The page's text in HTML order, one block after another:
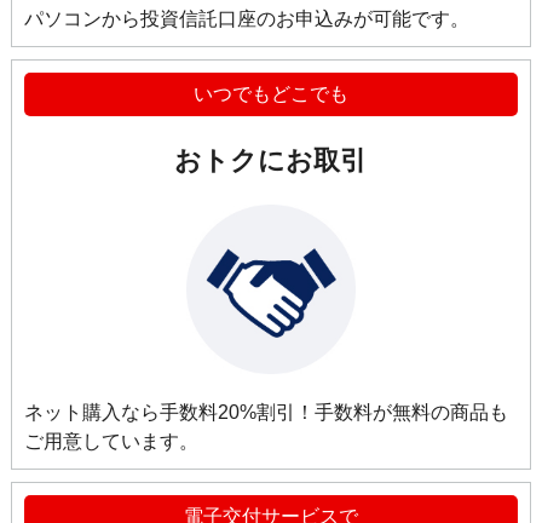
パソコンから投資信託口座のお申込みが可能です。
いつでもどこでも
おトクにお取引
ネット購入なら手数料20%割引！手数料が無料の商品も
ご用意しています。
電子交付サービスで